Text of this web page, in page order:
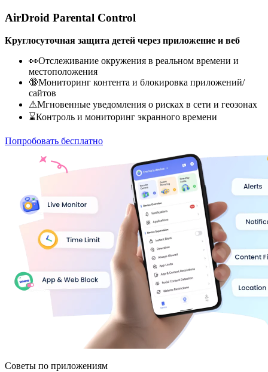
AirDroid Parental Control
Круглосуточная защита детей через приложение и веб
👀Отслеживание окружения в реальном времени и
местоположения
🔞Мониторинг контента и блокировка приложений/
сайтов
⚠Мгновенные уведомления о рисках в сети и геозонах
⌛Контроль и мониторинг экранного времени
Попробовать бесплатно
Советы по приложениям